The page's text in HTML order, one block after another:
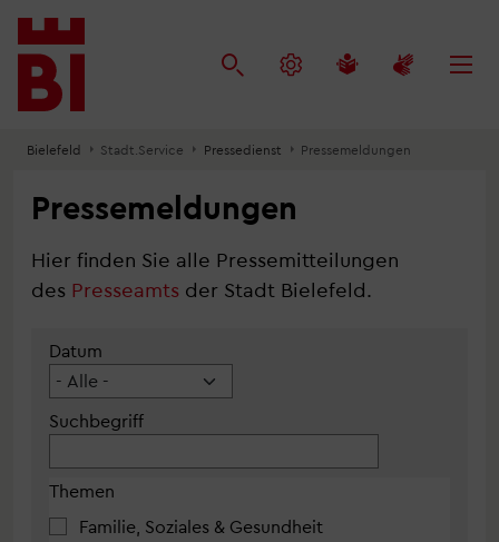
Inhalt
anspringen
Menü
anspringen
Suche
anspringen
Bielefeld Stadt.Service Pressedienst Pressemeldungen
Pressemeldungen
Hier finden Sie alle Pressemitteilungen
des Presseamts der Stadt Bielefeld.
Datum
Suchbegriff
Themen
Familie, Soziales & Gesundheit